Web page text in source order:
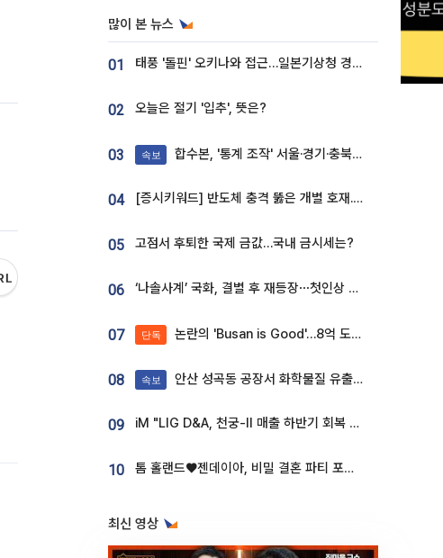
많이 본 뉴스
01 태풍 '돌핀' 오키나와 접근…일본기상청 경로 업데이트
02 오늘은 절기 '입추', 뜻은?
03 속보 합수본, '통계 조작' 서울·경기·충북 선관위 등 추가 압수수색
04 [증시키워드] 반도체 충격 뚫은 개별 호재...포스코퓨처엠·에코프로·한화솔루션 '눈길'
05 고점서 후퇴한 국제 금값…국내 금시세는?
06 ‘나솔사계’ 국화, 결별 후 재등장⋯첫인상 투표 휩쓸고 ‘인기녀’ 등극
07 단독 논란의 'Busan is Good'…8억 도시브랜드, 용산 대통령실 CI 업체가 수행
08 속보 안산 성곡동 공장서 화학물질 유출 사고 발생
09 iM "LIG D&A, 천궁-II 매출 하반기 회복 전망…방산 톱픽 유지"
10 톰 홀랜드♥젠데이아, 비밀 결혼 파티 포착⋯호텔 대관비만 9억
최신 영상